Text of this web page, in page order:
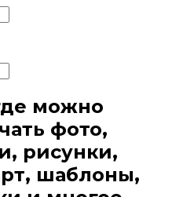
можно
фото,
рисунки,
шаблоны,